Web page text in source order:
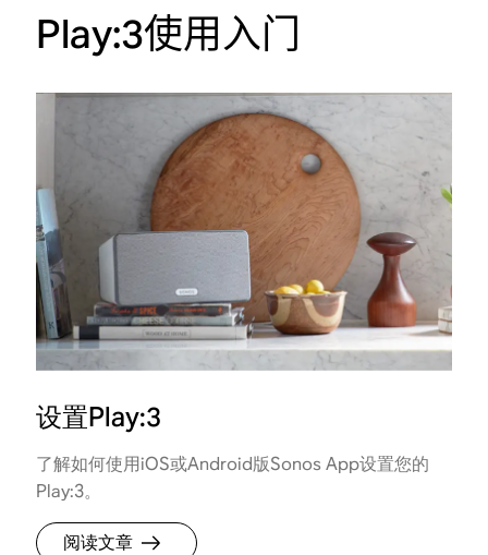
Play:3使用入门
设置Play:3
了解如何使用iOS或Android版Sonos App设置您的
Play:3。
阅读文章